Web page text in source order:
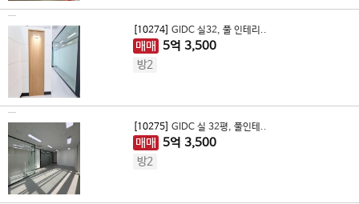
[10274] GIDC 실32, 풀 인테리..
매매 5억 3,500
방2
[10275] GIDC 실 32평, 풀인테..
매매 5억 3,500
방2